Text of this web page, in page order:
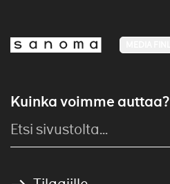
Kuinka voimme auttaa?